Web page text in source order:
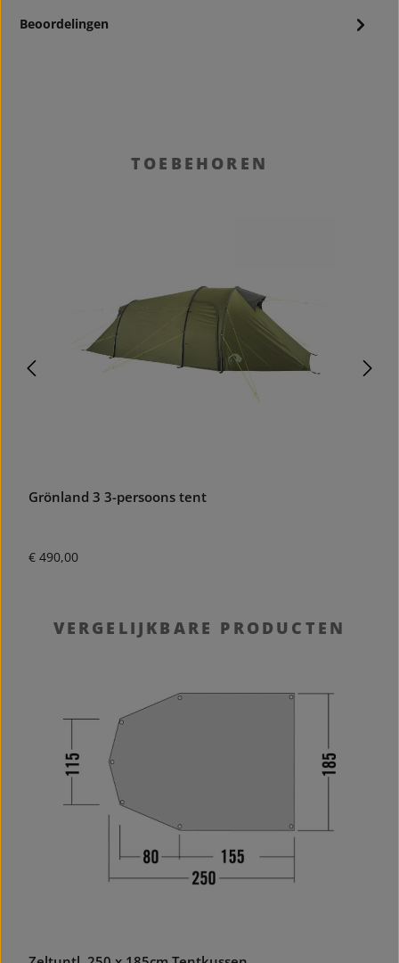
Beoordelingen
Productgalerij overslaanTOEBEHOREN
Grönland 3 3-persoons tent
Normale prijs:
€ 490,00
Productgalerij overslaan
VERGELIJKBARE PRODUCTEN